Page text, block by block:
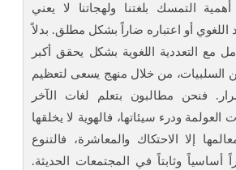
التمسك بلغتنا ولهجاتنا لا يعني
أو اعتباره ضاراً بشكل مطلق. بدلاً
مع التعددية اللغوية بشكل يحقق أكبر
السلبيات، من خلال منهج يسعى لتعظيم
فنحن مطالبون بتعلم لغات الآخر
ودرء سيئاتها، فالهوية لا يخلقها
إلا الاحتكاك والمعاشرة، فالتنوع
وثابتاً في المجتمعات الحديثة.